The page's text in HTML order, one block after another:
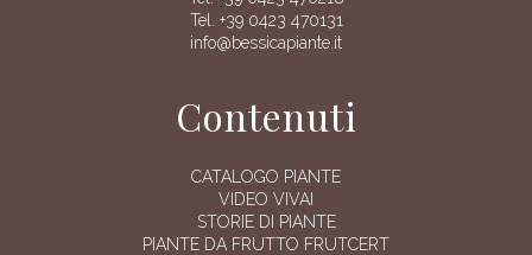
Tel. +39 0423 470131
info@bessicapiante.it
Contenuti
CATALOGO PIANTE
VIDEO VIVAI
STORIE DI PIANTE
PIANTE DA FRUTTO FRUTCERT